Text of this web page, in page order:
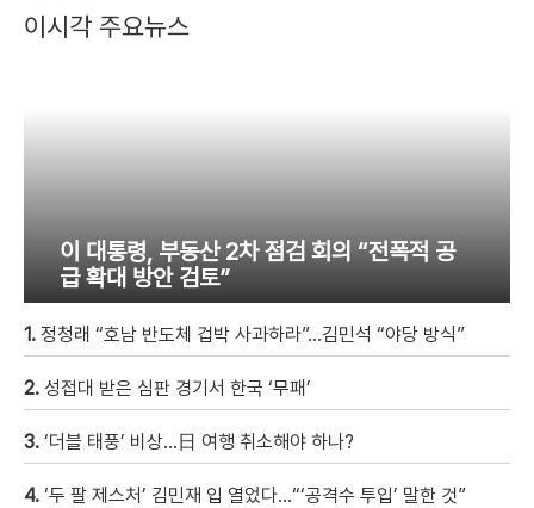
이시각 주요뉴스
이 대통령, 부동산 2차 점검 회의 “전폭적 공
급 확대 방안 검토”
1. 정청래 “호남 반도체 겁박 사과하라”…김민석 “야당 방식”
2. 성접대 받은 심판 경기서 한국 ‘무패’
3. ‘더블 태풍’ 비상…日 여행 취소해야 하나?
4. ‘두 팔 제스처’ 김민재 입 열었다…“‘공격수 투입’ 말한 것”